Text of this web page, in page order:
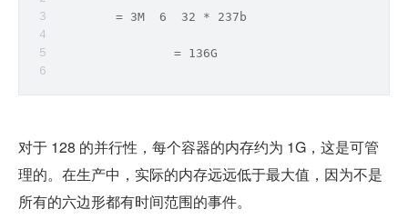
        = 3M  6  32 * 237b
                = 136G
对于 128 的并行性，每个容器的内存约为 1G，这是可管
理的。在生产中，实际的内存远远低于最大值，因为不是
所有的六边形都有时间范围的事件。